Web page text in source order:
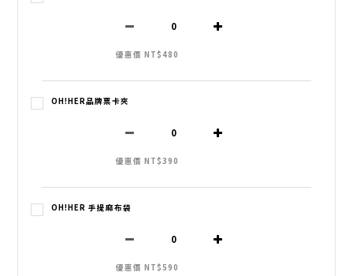
優惠價 NT$480
OH!HER品牌票卡夾
優惠價 NT$390
OH!HER 手提麻布袋
優惠價 NT$590